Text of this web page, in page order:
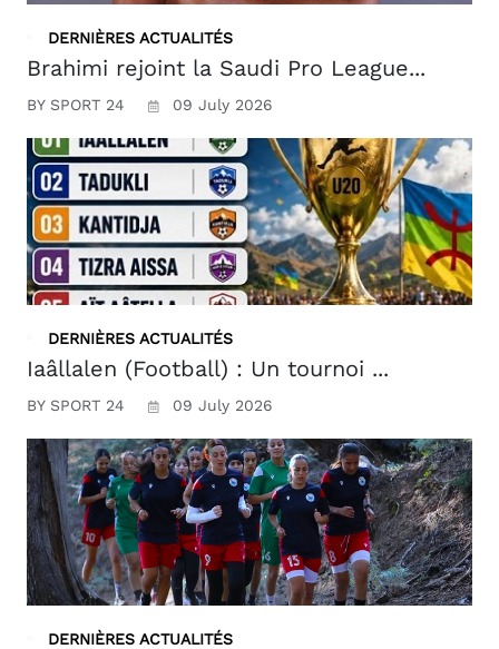
DERNIÈRES ACTUALITÉS
Brahimi rejoint la Saudi Pro League...
BY SPORT 24 09 July 2026
DERNIÈRES ACTUALITÉS
Iaâllalen (Football) : Un tournoi ...
BY SPORT 24 09 July 2026
DERNIÈRES ACTUALITÉS